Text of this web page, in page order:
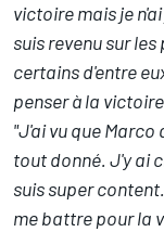
victoire mais je
suis revenu sur
certains d'entre
penser à la
"J'ai vu que
tout donné. J'y ai
suis super
me battre pour la